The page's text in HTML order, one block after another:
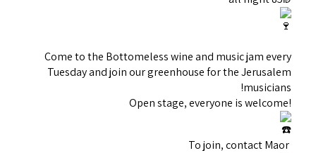
Come to the Bottomeless wine and music jam every
Tuesday and join our greenhouse for the Jerusalem
musicians!
!Open stage, everyone is welcome